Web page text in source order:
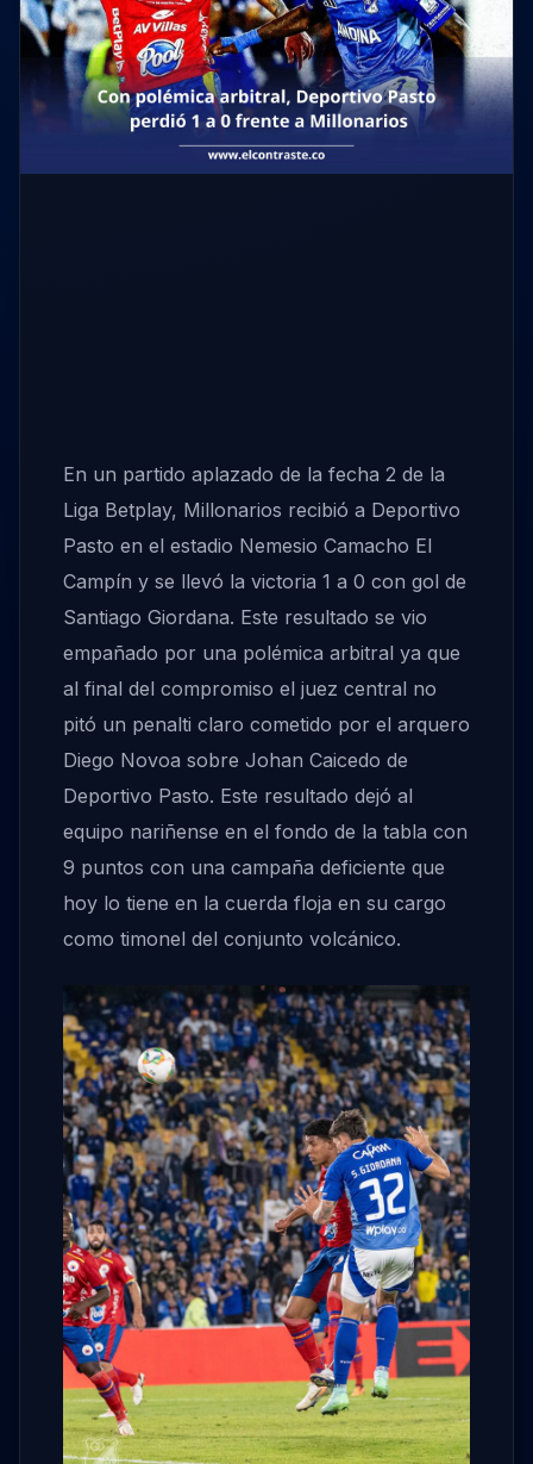
En un partido aplazado de la fecha 2 de la
Liga Betplay, Millonarios recibió a Deportivo
Pasto en el estadio Nemesio Camacho El
Campín y se llevó la victoria 1 a 0 con gol de
Santiago Giordana. Este resultado se vio
empañado por una polémica arbitral ya que
al final del compromiso el juez central no
pitó un penalti claro cometido por el arquero
Diego Novoa sobre Johan Caicedo de
Deportivo Pasto. Este resultado dejó al
equipo nariñense en el fondo de la tabla con
9 puntos con una campaña deficiente que
hoy lo tiene en la cuerda floja en su cargo
como timonel del conjunto volcánico.